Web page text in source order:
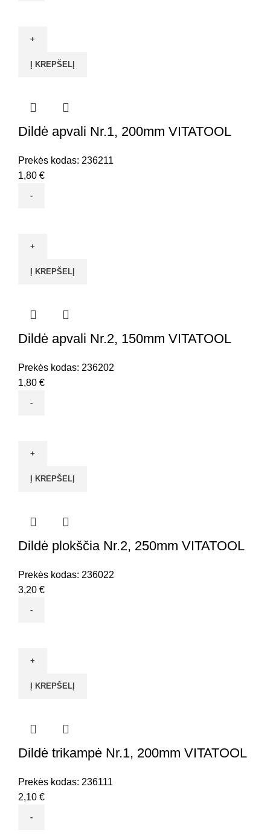
Dildė
Nr.1,Į KREPŠELĮ
Dildė apvali Nr.1, 200mm VITATOOL
Prekės kodas: 236211
1,80 €
Dildė
Nr.1,Į KREPŠELĮ
Dildė apvali Nr.2, 150mm VITATOOL
Prekės kodas: 236202
1,80 €
Dildė
Nr.2,Į KREPŠELĮ
Dildė plokščia Nr.2, 250mm VITATOOL
Prekės kodas: 236022
3,20 €
Dildė
Nr.2,Į KREPŠELĮ
Dildė trikampė Nr.1, 200mm VITATOOL
Prekės kodas: 236111
2,10 €